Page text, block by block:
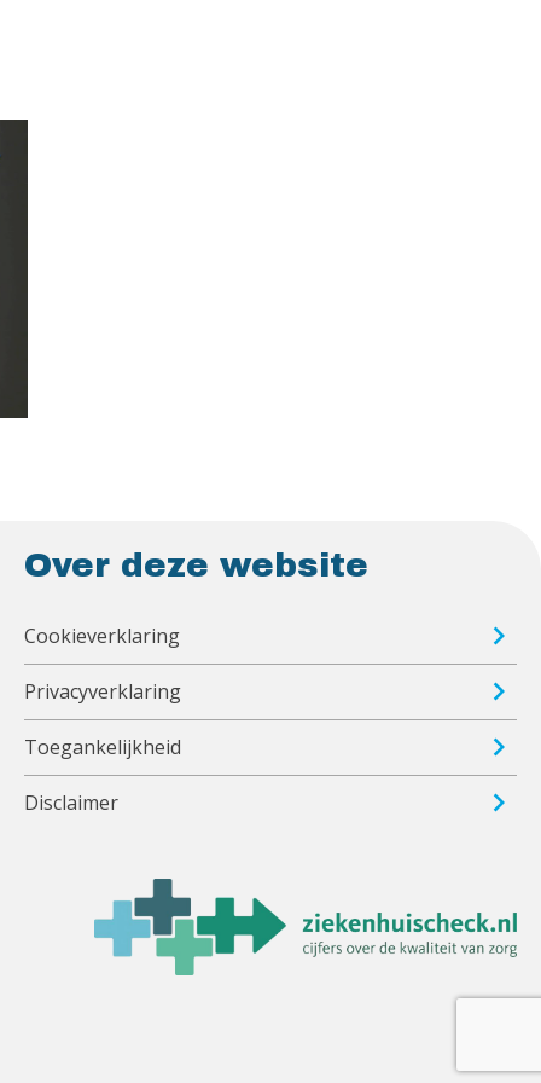
Over deze website
Cookieverklaring
Privacyverklaring
Toegankelijkheid
Disclaimer